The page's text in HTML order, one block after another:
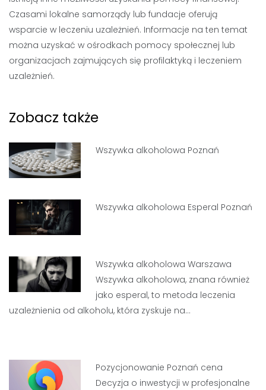
Czasami lokalne samorządy lub fundacje oferują
wsparcie w leczeniu uzależnień. Informacje na ten temat
można uzyskać w ośrodkach pomocy społecznej lub
organizacjach zajmujących się profilaktyką i leczeniem
uzależnień.
Zobacz także
Wszywka alkoholowa Poznań
Wszywka alkoholowa Esperal Poznań
Wszywka alkoholowa Warszawa
Wszywka alkoholowa, znana również
jako esperal, to metoda leczenia
uzależnienia od alkoholu, która zyskuje na…
Pozycjonowanie Poznań cena
Decyzja o inwestycji w profesjonalne